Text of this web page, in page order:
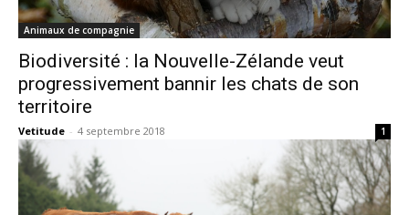
Animaux de compagnie
Biodiversité : la Nouvelle-Zélande veut
progressivement bannir les chats de son
territoire
Vetitude - 4 septembre 2018 1